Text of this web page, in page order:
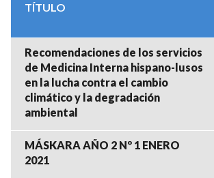
TÍTULO
Recomendaciones de los servicios
de Medicina Interna hispano-lusos
en la lucha contra el cambio
climático y la degradación
ambiental
MÁSKARA AÑO 2 Nº 1 ENERO
2021